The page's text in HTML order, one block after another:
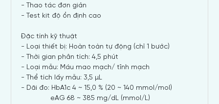
- Thao tác đơn giản
- Test kit độ ổn định cao
Đặc tính kỹ thuật
- Loại thiết bị: Hoàn toàn tự động (chỉ 1 bước)
- Thời gian phân tích: 4,5 phút
- Loại mẫu: Máu mao mạch/ tĩnh mạch
- Thể tích lấy mẫu: 3,5 µL
- Dãi đo: HbA1c 4 ~ 15,0 % (20 ~ 140 mmol/mol)
eAG 68 ~ 385 mg/dL (mmol/L)